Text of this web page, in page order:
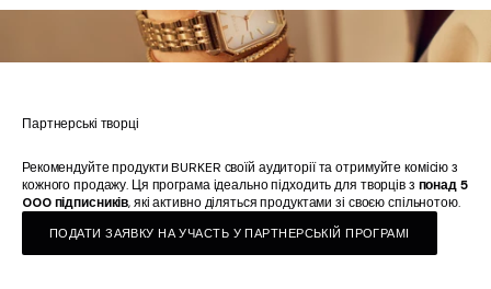
Партнерські творці
Рекомендуйте продукти BURKER своїй аудиторії та отримуйте комісію з
кожного продажу. Ця програма ідеально підходить для творців з понад 5
000 підписників, які активно діляться продуктами зі своєю спільнотою.
ПОДАТИ ЗАЯВКУ НА УЧАСТЬ У ПАРТНЕРСЬКІЙ ПРОГРАМІ